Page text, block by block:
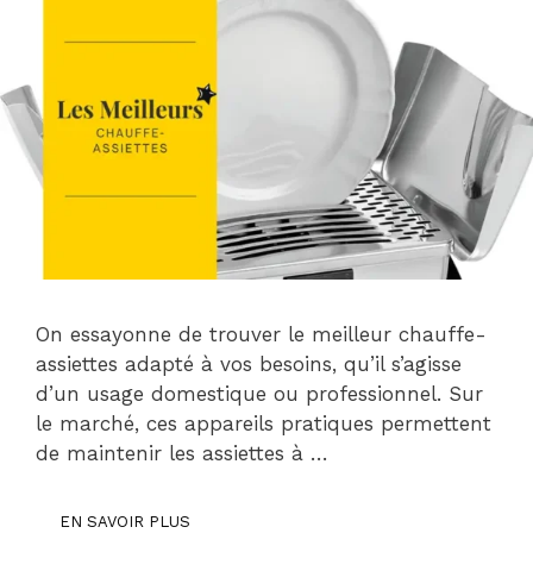
On essayonne de trouver le meilleur chauffe-
assiettes adapté à vos besoins, qu’il s’agisse
d’un usage domestique ou professionnel. Sur
le marché, ces appareils pratiques permettent
de maintenir les assiettes à …
EN SAVOIR PLUS